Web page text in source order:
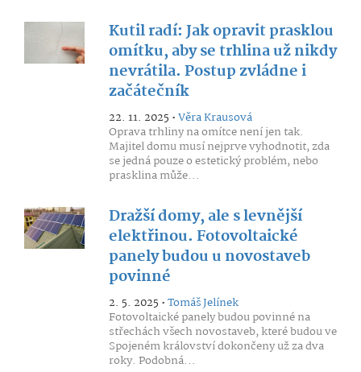
Kutil radí: Jak opravit prasklou
omítku, aby se trhlina už nikdy
nevrátila. Postup zvládne i
začátečník
22. 11. 2025 •Věra Krausová
Oprava trhliny na omítce není jen tak.
Majitel domu musí nejprve vyhodnotit, zda
se jedná pouze o estetický problém, nebo
prasklina může...
Dražší domy, ale s levnější
elektřinou. Fotovoltaické
panely budou u novostaveb
povinné
2. 5. 2025 •Tomáš Jelínek
Fotovoltaické panely budou povinné na
střechách všech novostaveb, které budou ve
Spojeném království dokončeny už za dva
roky. Podobná...